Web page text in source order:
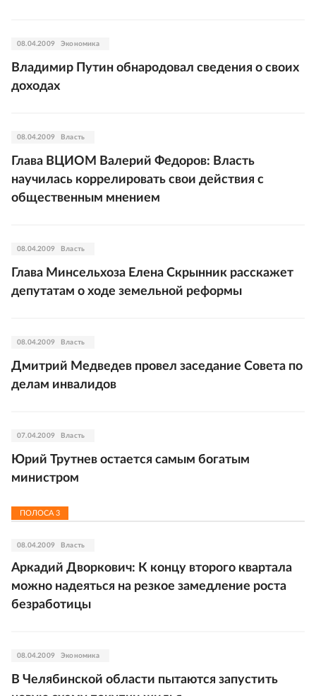
08.04.2009 Экономика
Владимир Путин обнародовал сведения о своих
доходах
08.04.2009 Власть
Глава ВЦИОМ Валерий Федоров: Власть
научилась коррелировать свои действия с
общественным мнением
08.04.2009 Власть
Глава Минсельхоза Елена Скрынник расскажет
депутатам о ходе земельной реформы
08.04.2009 Власть
Дмитрий Медведев провел заседание Совета по
делам инвалидов
07.04.2009 Власть
Юрий Трутнев остается самым богатым
министром
ПОЛОСА 3
08.04.2009 Власть
Аркадий Дворкович: К концу второго квартала
можно надеяться на резкое замедление роста
безработицы
08.04.2009 Экономика
В Челябинской области пытаются запустить